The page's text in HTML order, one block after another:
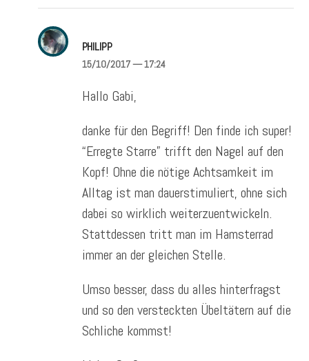
PHILIPP
15/10/2017— 17:24
Hallo Gabi,
danke für den Begriff! Den finde ich super!
“Erregte Starre” trifft den Nagel auf den
Kopf! Ohne die nötige Achtsamkeit im
Alltag ist man dauerstimuliert, ohne sich
dabei so wirklich weiterzuentwickeln.
Stattdessen tritt man im Hamsterrad
immer an der gleichen Stelle.
Umso besser, dass du alles hinterfragst
und so den versteckten Übeltätern auf die
Schliche kommst!